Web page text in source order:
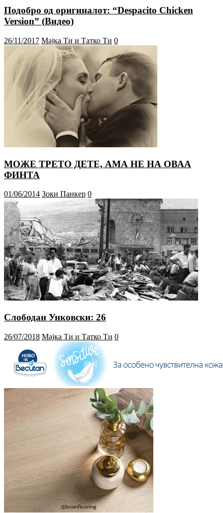
Подобро од оригиналот: “Despacito Chicken
Version” (Видео)
26/11/2017 Мајка Ти и Татко Ти 0
МОЖЕ ТРЕТО ДЕТЕ, АМА НЕ НА ОВАА
ФИНТА
01/06/2014 Зоки Панкер 0
Слободан Унковски: 26
26/07/2018 Мајка Ти и Татко Ти 0